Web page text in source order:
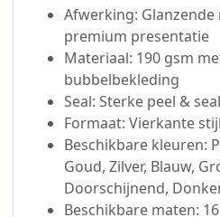
Afwerking:
premium presentatie
Materiaal: 190 gsm
bubbelbekleding
Seal: Sterke peel &
Formaat: Vierkante
Beschikbare kleuren:
Goud, Zilver, Blauw,
Doorschijnend,
Beschikbare maten: